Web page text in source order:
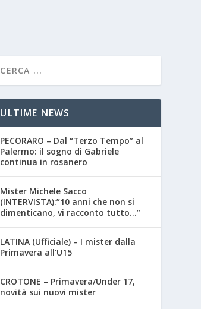
ULTIME NEWS
PECORARO – Dal “Terzo Tempo” al
Palermo: il sogno di Gabriele
continua in rosanero
Mister Michele Sacco
(INTERVISTA):”10 anni che non si
dimenticano, vi racconto tutto…”
LATINA (Ufficiale) – I mister dalla
Primavera all’U15
CROTONE – Primavera/Under 17,
novità sui nuovi mister